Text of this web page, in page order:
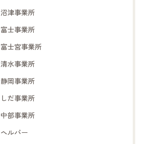
沼津事業所
富士事業所
富士宮事業所
清水事業所
静岡事業所
しだ事業所
中部事業所
ヘルパー